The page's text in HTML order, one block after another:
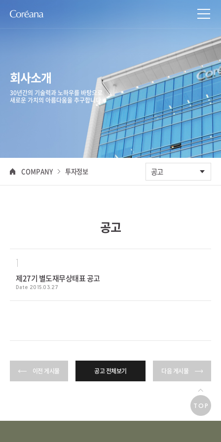
회사소개
30년간의 기술력과 노하우를 바탕으로
새로운 가치의 아름다움을 추구합니다
COMPANY 투자정보
1
제27기 별도재무상태표 공고
Date 2015.03.27
이전 게시물 공고 전체보기 다음 게시물
TOP